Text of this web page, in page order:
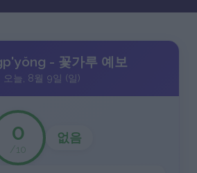
- 꽃가루 예보
오늘, 8월 9일 (일)
0
/10
없음